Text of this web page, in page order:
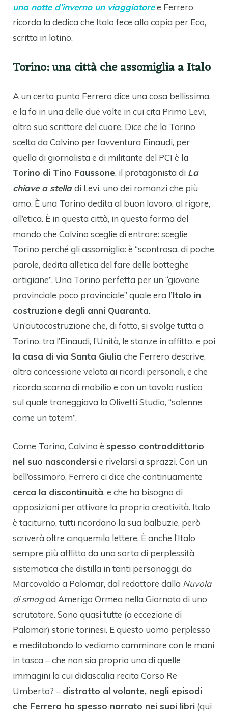
una notte d’inverno un viaggiatoree Ferrero
ricorda la dedica che Italo fece alla copia per Eco,
scritta in latino.
Torino: una città che assomiglia a Italo
A un certo punto Ferrero dice una cosa bellissima,
e la fa in una delle due volte in cui cita Primo Levi,
altro suo scrittore del cuore. Dice che la Torino
scelta da Calvino per l’avventura Einaudi, per
quella di giornalista e di militante del PCI è la
Torino di Tino Faussone, il protagonista di La
chiave a stelladi Levi, uno dei romanzi che più
amo. È una Torino dedita al buon lavoro, al rigore,
all’etica. È in questa città, in questa forma del
mondo che Calvino sceglie di entrare: sceglie
Torino perché gli assomiglia: è “scontrosa, di poche
parole, dedita all’etica del fare delle botteghe
artigiane”. Una Torino perfetta per un “giovane
provinciale poco provinciale” quale era l’Italo in
costruzione degli anni Quaranta.
Un’autocostruzione che, di fatto, si svolge tutta a
Torino, tra l’Einaudi, l’Unità, le stanze in affitto, e poi
la casa di via Santa Giulia che Ferrero descrive,
altra concessione velata ai ricordi personali, e che
ricorda scarna di mobilio e con un tavolo rustico
sul quale troneggiava la Olivetti Studio, “solenne
come un totem”.
Come Torino, Calvino è spesso contraddittorio
nel suo nascondersie rivelarsi a sprazzi. Con un
bell’ossimoro, Ferrero ci dice che continuamente
cerca la discontinuità, e che ha bisogno di
opposizioni per attivare la propria creatività. Italo
è taciturno, tutti ricordano la sua balbuzie, però
scriverà oltre cinquemila lettere. È anche l’Italo
sempre più afflitto da una sorta di perplessità
sistematica che distilla in tanti personaggi, da
Marcovaldo a Palomar, dal redattore dalla Nuvola
di smogad Amerigo Ormea nella Giornata di uno
scrutatore. Sono quasi tutte (a eccezione di
Palomar) storie torinesi. E questo uomo perplesso
e meditabondo lo vediamo camminare con le mani
in tasca – che non sia proprio una di quelle
immagini la cui didascalia recita Corso Re
Umberto? – distratto al volante, negli episodi
che Ferrero ha spesso narrato nei suoi libri (qui